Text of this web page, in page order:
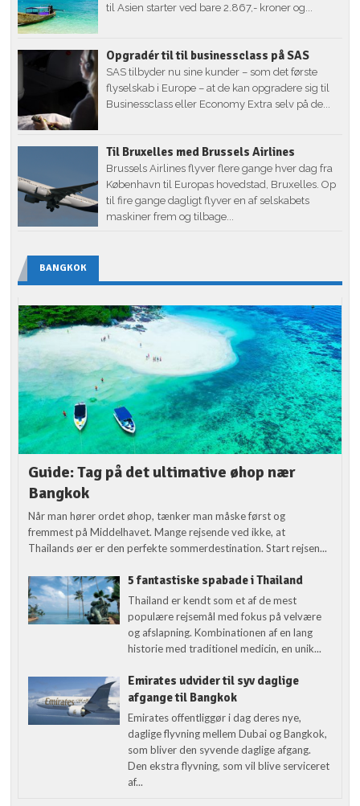
til Asien starter ved bare 2.867,- kroner og...
Opgradér til til businessclass på SAS
SAS tilbyder nu sine kunder – som det første
flyselskab i Europe – at de kan opgradere sig til
Businessclass eller Economy Extra selv på de...
Til Bruxelles med Brussels Airlines
Brussels Airlines flyver flere gange hver dag fra
København til Europas hovedstad, Bruxelles. Op
til fire gange dagligt flyver en af selskabets
maskiner frem og tilbage...
BANGKOK
Guide: Tag på det ultimative øhop nær
Bangkok
Når man hører ordet øhop, tænker man måske først og
fremmest på Middelhavet. Mange rejsende ved ikke, at
Thailands øer er den perfekte sommerdestination. Start rejsen...
5 fantastiske spabade i Thailand
Thailand er kendt som et af de mest
populære rejsemål med fokus på velvære
og afslapning. Kombinationen af en lang
historie med traditionel medicin, en unik...
Emirates udvider til syv daglige
afgange til Bangkok
Emirates offentliggør i dag deres nye,
daglige flyvning mellem Dubai og Bangkok,
som bliver den syvende daglige afgang.
Den ekstra flyvning, som vil blive serviceret
af...